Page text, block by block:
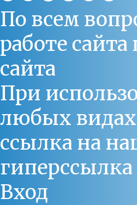
По всем
работе
сайта
При
любых
ссылка на
Вход